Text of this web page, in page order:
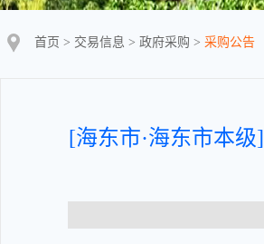
首页 > 交易信息 > 政府采购 > 采购公告
[海东市·海东市本级]